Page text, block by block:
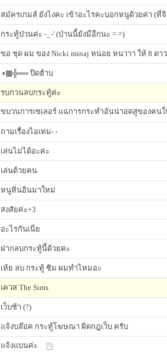
สมัครเกมส์ ยังไงคะ เข้าอะไรคะบอกหนูด้วยค่า (ที่
กระทู้ป่วนค่ะ -_-' (ป่านนี้ยังมีอีกนะ = =)
ขอ ชุด ผม ของ Nicki minaj หน่อย หนาาา ให้ 8 ดาว
◑▦╬══ ปิดฮ้าบ
รบกวนลบกระทู้ค่ะ
ขบวนการเซเลอร์ แฉการกระทำอันน่าอดสูของคน
ถามเรื่องไอเทม- -
เล่นไม่ได้อะค่ะ
เล่นด้วยคน
หนูหิ่นอินมาใหม่
สงสัยค่ะ+3
อะไรกันเนี่ย
ฝากลบกระทู้นี้ด้วยค่ะ
เห้ย ลบ กระทู้ ซิม ผมทำไหมอะ
เควส The Sims
เว็บช้า (?)
แจ้งบล๊อค กระทู้โฆษณา ผิดกฎเว็บ ครับ
แจ้งแบนค่ะ